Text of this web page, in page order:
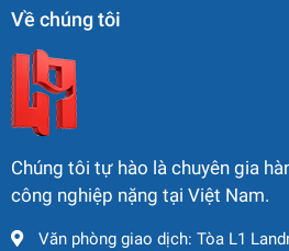
Về chúng tôi
Chúng tôi tự hào là chuyên gia
công nghiệp nặng tại Việt Nam.
Văn phòng giao dịch: Tòa L1